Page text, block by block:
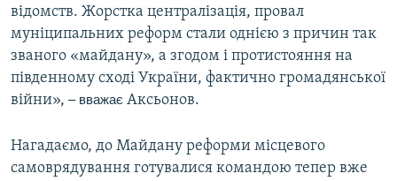
відомств. Жорстка централізація, провал
муніципальних реформ стали однією з причин так
званого «майдану», а згодом і протистояння на
південному сході України, фактично громадянської
війни», – вважає Аксьонов.
Нагадаємо, до Майдану реформи місцевого
самоврядування готувалися командою тепер вже